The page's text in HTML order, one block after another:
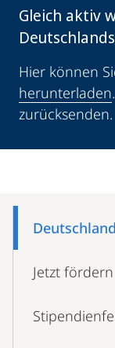
Gleich aktiv
Hier können
herunterladen
zurücksenden.
Navigation
Jetzt fördern